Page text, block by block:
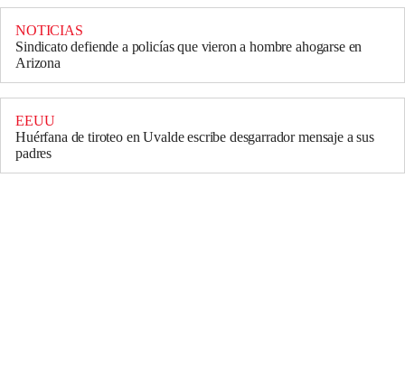
NOTICIAS
Sindicato defiende a policías que vieron a hombre ahogarse en
Arizona
EEUU
Huérfana de tiroteo en Uvalde escribe desgarrador mensaje a sus
padres